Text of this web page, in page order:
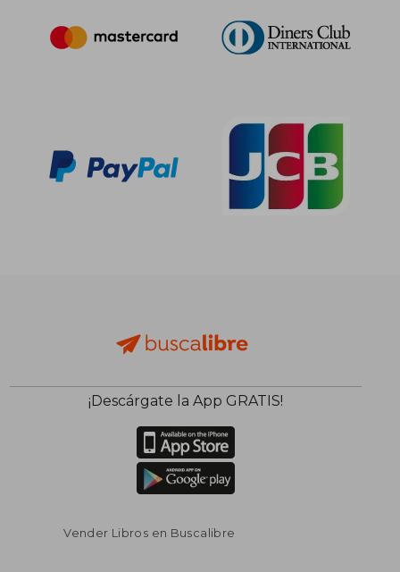
¡Descárgate la App GRATIS!
Vender Libros en Buscalibre